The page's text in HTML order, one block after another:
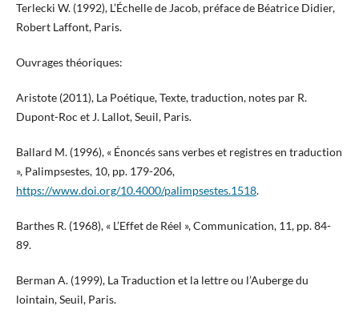
Terlecki W. (1992), L’Échelle de Jacob, préface de Béatrice Didier,
Robert Laffont, Paris.
Ouvrages théoriques:
Aristote (2011), La Poétique, Texte, traduction, notes par R.
Dupont-Roc et J. Lallot, Seuil, Paris.
Ballard M. (1996), « Énoncés sans verbes et registres en traduction
», Palimpsestes, 10, pp. 179-206,
https://www.doi.org/10.4000/palimpsestes.1518.
Barthes R. (1968), « L’Effet de Réel », Communication, 11, pp. 84-
89.
Berman A. (1999), La Traduction et la lettre ou l’Auberge du
lointain, Seuil, Paris.